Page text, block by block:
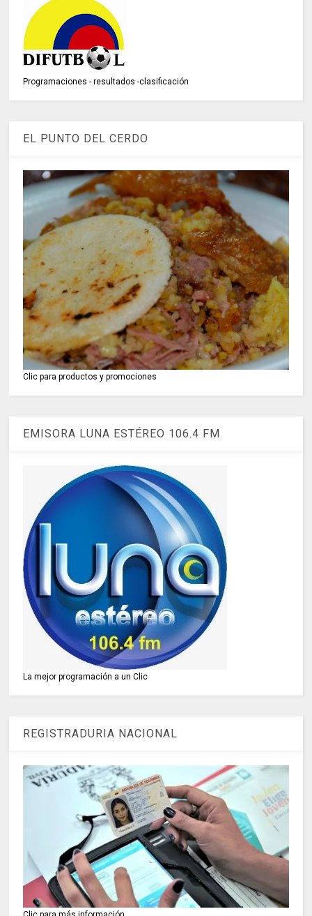
Programaciones - resultados -clasificación
EL PUNTO DEL CERDO
Clic para productos y promociones
EMISORA LUNA ESTÉREO 106.4 FM
La mejor programación a un Clic
REGISTRADURIA NACIONAL